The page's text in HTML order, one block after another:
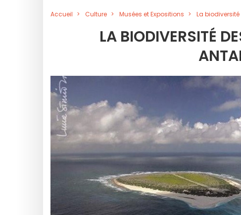
Accueil Culture Musées et Expositions La
LA BIODIVERSITÉ